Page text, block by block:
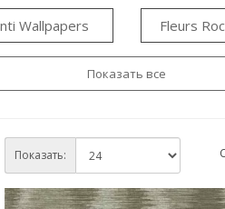
Wallpapers Fleurs
Показать все
Показать: